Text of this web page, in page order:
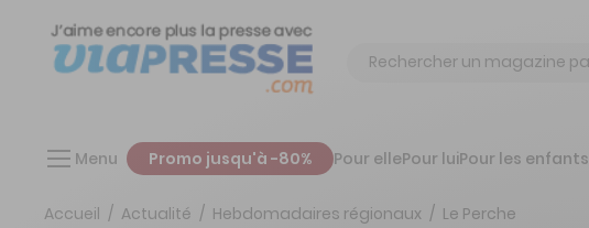
Chercher
Menu Promo jusqu'à -80% Pour ellePour luiPour les enfants
Accueil Actualité Hebdomadaires régionaux Le Perche